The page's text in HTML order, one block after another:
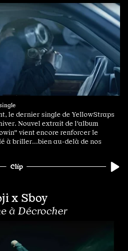
le dernier single de YellowStraps
Nouvel extrait de l'album
vient encore renforcer le
à briller...bien au-delà de nos
Clip
x Sboy
à Décrocher